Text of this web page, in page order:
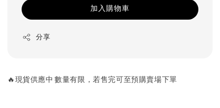
加入購物車
分享
🔥現貨供應中 數量有限，若售完可至預購賣場下單